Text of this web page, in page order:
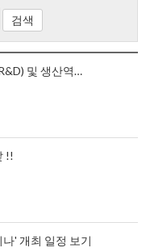
및 생산역…
!!
' 개최 일정 보기